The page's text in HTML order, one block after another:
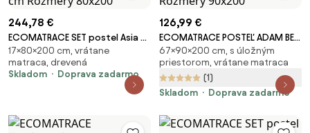
244,78 €
ECOMATRACE SET postel Asia +
rošt 12 laťový + matrace Masaž
Relax 17 cm Rozmery 80x200
17×80×200 cm, vrátane
matraca, drevená
Skladom
Doprava zadarmo
126,99 €
ECOMATRACE POSTEĽ ADAM BEZ
ROŠTU, BOROVICA LAKOVANÁ
Rozmery 90x200
67×90×200 cm, s úložným
priestorom, vrátane matraca
(1)
Skladom
Doprava zadarmo